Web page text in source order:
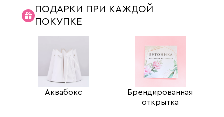
ПОДАРКИ ПРИ КАЖДОЙ
ПОКУПКЕ
Аквабокс
Брендированная
открытка